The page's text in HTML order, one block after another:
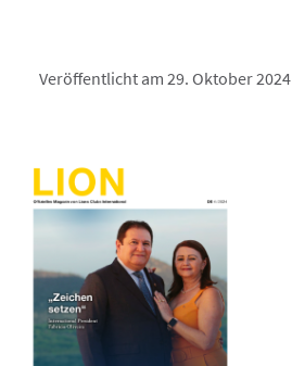
Veröffentlicht am 29. Oktober 2024